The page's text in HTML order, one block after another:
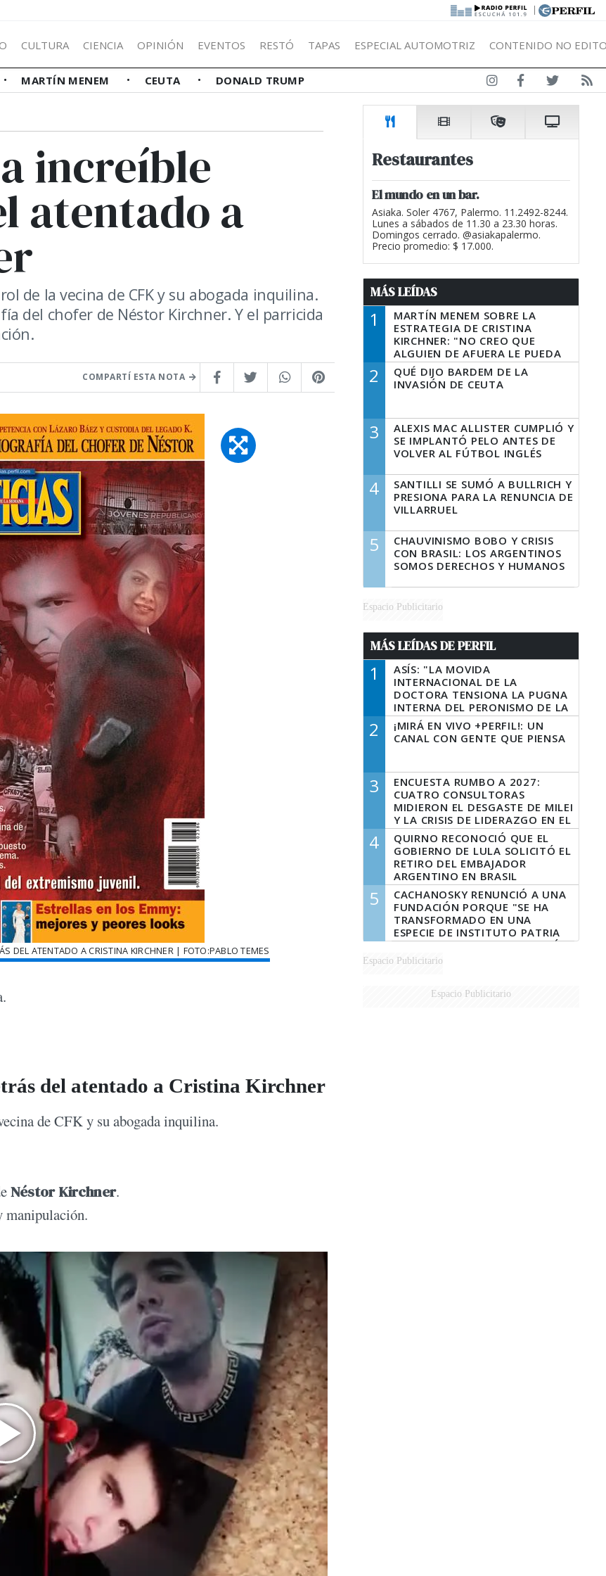
|
CULTURA CIENCIA OPINIÓN EVENTOS RESTÓ TAPAS ESPECIAL AUTOMOTRIZ CONTENIDO NO
MARTÍN MENEM CEUTA DONALD TRUMP
increíble
atentado a
de la vecina de CFK y su abogada inquilina.
del chofer de Néstor Kirchner. Y el parricida
COMPARTÍ ESTA NOTA
DEL ATENTADO A CRISTINA KIRCHNER | FOTO:PABLO TEMES
del atentado a Cristina Kirchner
de CFK y su abogada inquilina.
Néstor Kirchner.
manipulación.
Restaurantes
El mundo en un bar.
Asiaka. Soler 4767, Palermo. 11.2492-8244.
Lunes a sábados de 11.30 a 23.30 horas.
Domingos cerrado. @asiakapalermo.
Precio promedio: $ 17.000.
MÁS LEÍDAS
1
MARTÍN MENEM SOBRE LA
ESTRATEGIA DE CRISTINA
KIRCHNER: "NO CREO QUE
ALGUIEN DE AFUERA LE PUEDA
DECIR A LA JUSTICIA LO QUE
TIENE QUE HACER"
2
QUÉ DIJO BARDEM DE LA
INVASIÓN DE CEUTA
3
ALEXIS MAC ALLISTER CUMPLIÓ Y
SE IMPLANTÓ PELO ANTES DE
VOLVER AL FÚTBOL INGLÉS
4
SANTILLI SE SUMÓ A BULLRICH Y
PRESIONA PARA LA RENUNCIA DE
VILLARRUEL
5
CHAUVINISMO BOBO Y CRISIS
CON BRASIL: LOS ARGENTINOS
SOMOS DERECHOS Y HUMANOS
Espacio Publicitario
MÁS LEÍDAS DE PERFIL
1
ASÍS: "LA MOVIDA
INTERNACIONAL DE LA
DOCTORA TENSIONA LA PUGNA
INTERNA DEL PERONISMO DE LA
PROVINCIA DEL PECADO"
2
¡MIRÁ EN VIVO +PERFIL!: UN
CANAL CON GENTE QUE PIENSA
3
ENCUESTA RUMBO A 2027:
CUATRO CONSULTORAS
MIDIERON EL DESGASTE DE MILEI
Y LA CRISIS DE LIDERAZGO EN EL
PERONISMO
4
QUIRNO RECONOCIÓ QUE EL
GOBIERNO DE LULA SOLICITÓ EL
RETIRO DEL EMBAJADOR
ARGENTINO EN BRASIL
5
CACHANOSKY RENUNCIÓ A UNA
FUNDACIÓN PORQUE "SE HA
TRANSFORMADO EN UNA
ESPECIE DE INSTITUTO PATRIA
INCONDICIONAL DE LA GESTIÓN
DE MILEI"
Espacio Publicitario
Espacio Publicitario